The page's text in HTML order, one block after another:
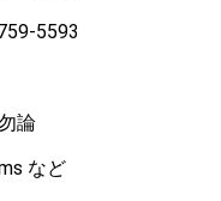
5593
論
など